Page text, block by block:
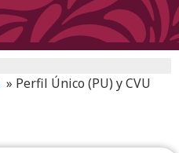
» Perfil Único (PU) y CVU